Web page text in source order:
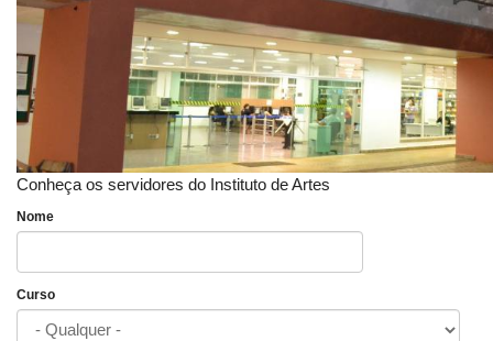
Conheça os servidores do Instituto de Artes
Nome
Curso